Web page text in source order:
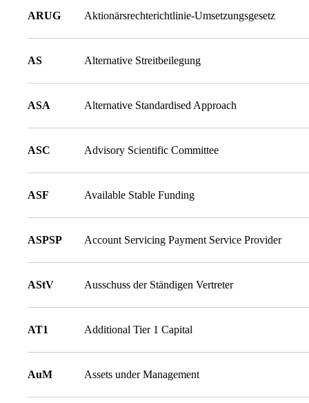
ARUG Aktionärsrechterichtlinie-Umsetzungsgesetz
AS Alternative Streitbeilegung
ASA Alternative Standardised Approach
ASC Advisory Scientific Committee
ASF Available Stable Funding
ASPSP Account Servicing Payment Service Provider
AStV Ausschuss der Ständigen Vertreter
AT1 Additional Tier 1 Capital
AuM Assets under Management